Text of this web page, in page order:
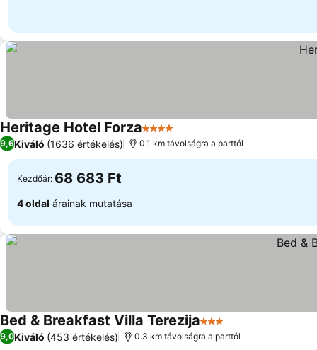
Heritage Hotel Forza4 Kategória
9,6Kiváló (1636 értékelés) 0.1 km távolságra a parttól
Kezdőár: 68 683 Ft
4 oldal árainak mutatása
Bed & Breakfast Villa Terezija3 Kategória
9,0Kiváló (453 értékelés) 0.3 km távolságra a parttól